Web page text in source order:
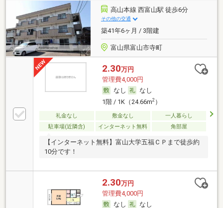
高山本線 西富山駅 徒歩6分
その他の交通
築41年6ヶ月 / 3階建
富山県富山市寺町
2.30万円
管理費4,000円
なし
なし
1階 / 1K（24.66m2）
礼金なし 敷金なし
一人暮らし
駐車場(近隣含)
インターネット無料 角部屋
【インターネット無料】富山大学五福ＣＰまで徒歩約
10分です！
2.30万円
管理費4,000円
なし
なし